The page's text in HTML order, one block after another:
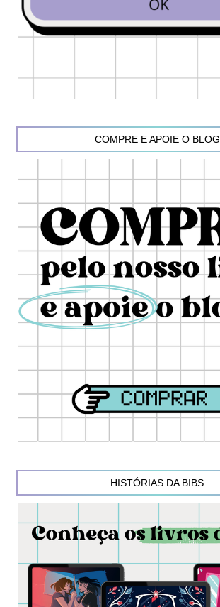
COMPRE E APOIE O BLOG
HISTÓRIAS DA BIBS